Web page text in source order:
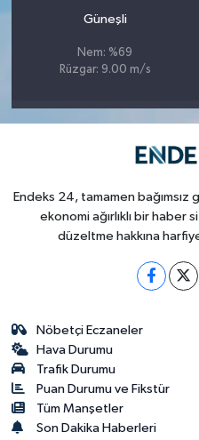
Güneşli
Nem: %69
Rüzgar: 9.00 m/s
Endeks 24, tamamen
ekonomi ağırlıklı bir haber
düzeltme hakkına
Nöbetçi Eczaneler
Hava Durumu
Trafik Durumu
Puan Durumu ve Fikstür
Tüm Manşetler
Son Dakika Haberleri